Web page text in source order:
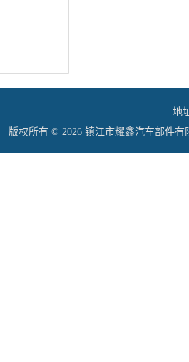
地
版权所有 © 2026 镇江市耀鑫汽车部件